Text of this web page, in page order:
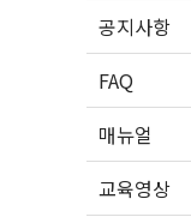
공지사항
FAQ
매뉴얼
교육영상